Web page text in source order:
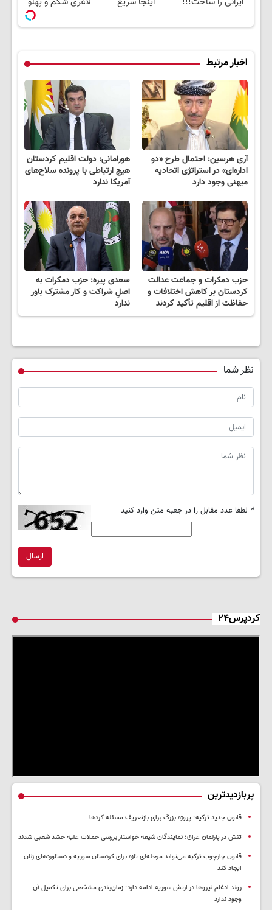
اخبار مرتبط
آری هرسین: احتمال طرح «دو
اداره‌ای» در استراتژی اتحادیه
میهنی وجود دارد
هورامانی: دولت اقلیم کردستان
هیچ ارتباطی با پرونده سلاح‌های
آمریکا ندارد
حزب دمکرات و جماعت عدالت
کردستان بر کاهش اختلافات و
حفاظت از اقلیم تأکید کردند
سعدی پیره: حزب دمکرات به
اصلِ شراکت و کار مشترک باور
ندارد
نظر شما
* لطفا عدد مقابل را در جعبه متن وارد کنید
ارسال
کردپرس۲۴
پربازدیدترین
قانون جدید ترکیه؛ پروژه بزرگ‌ برای بازتعریف مسئله کردها
تنش در پارلمان عراق؛ نمایندگان شیعه خواستار بررسی حملات علیه حشد شعبی شدند
قانون چارچوب ترکیه می‌تواند مرحله‌ای تازه برای کردستان سوریه و دستاوردهای زنان
ایجاد کند
روند ادغام نیروها در ارتش سوریه ادامه دارد؛ زمان‌بندی مشخصی برای تکمیل آن
وجود ندارد